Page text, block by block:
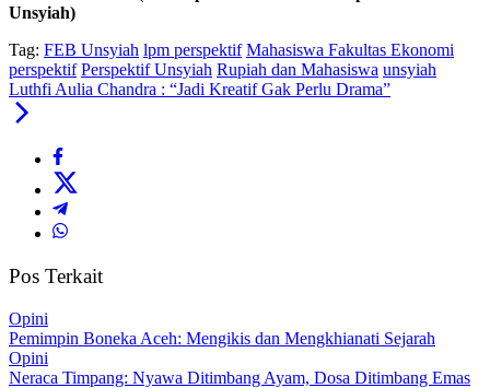
Unsyiah)
Tag: FEB Unsyiah lpm perspektif Mahasiswa Fakultas Ekonomi
perspektif Perspektif Unsyiah Rupiah dan Mahasiswa unsyiah
Luthfi Aulia Chandra : “Jadi Kreatif Gak Perlu Drama”
Pos Terkait
Opini
Pemimpin Boneka Aceh: Mengikis dan Mengkhianati Sejarah
Opini
Neraca Timpang: Nyawa Ditimbang Ayam, Dosa Ditimbang Emas